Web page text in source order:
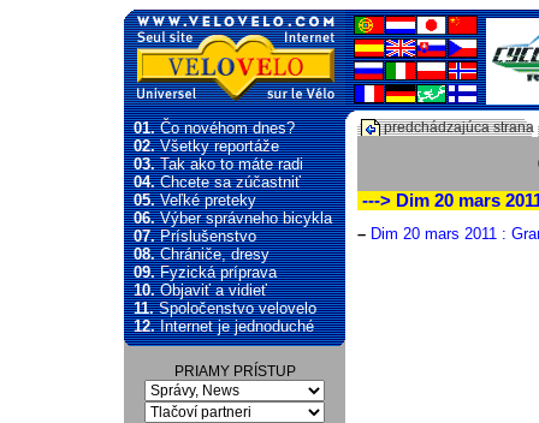
01.Čo novéhom dnes?
02.Všetky reportáže
03.Tak ako to máte radi
04.Chcete sa zúčastniť
05.Veľké preteky
06.Výber správneho bicykla
07.Príslušenstvo
08.Chrániče, dresy
09.Fyzická príprava
10.Objaviť a vidieť
11.Spoločenstvo velovelo
12.Internet je jednoduché
PRIAMY PRÍSTUP
predchádzajúca strana
---> Dim 20 mars
– Dim 20 mars 2011 :